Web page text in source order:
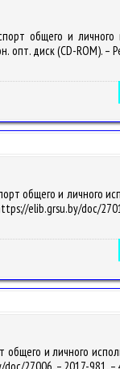
общего и личного
опт. диск (CD-ROM). –
общего и личного
elib.grsu.by/doc/
и личного